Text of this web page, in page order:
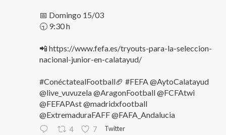
📅 Domingo 15/03
🕤 9:30 h
📲 https://www.fefa.es/tryouts-para-la-seleccion-
nacional-junior-en-calatayud/
#ConéctatealFootball🏈 #FEFA @AytoCalatayud
@live_vuvuzela @AragonFootball @FCFAtwi
@FEFAPAst @madridxfootball
@ExtremaduraFAFF @FAFA_Andalucia
4 7 Twitter